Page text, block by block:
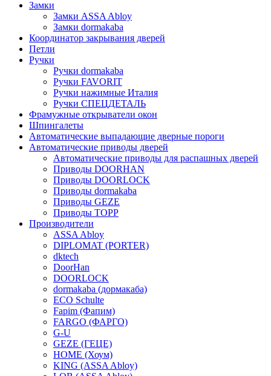
Замки
Замки ASSA Abloy
Замки dormakaba
Координатор закрывания дверей
Петли
Ручки
Ручки dormakaba
Ручки FAVORIT
Ручки нажимные Италия
Ручки СПЕЦДЕТАЛЬ
Фрамужные открыватели окон
Шпингалеты
Автоматические выпадающие дверные пороги
Автоматические приводы дверей
Автоматические приводы для распашных дверей
Приводы DOORHAN
Приводы DOORLOCK
Приводы dormakaba
Приводы GEZE
Приводы TOPP
Производители
ASSA Abloy
DIPLOMAT (PORTER)
dktech
DoorHan
DOORLOCK
dormakaba (дормакаба)
ECO Schulte
Fapim (Фапим)
FARGO (ФАРГО)
G-U
GEZE (ГЕЦЕ)
HOME (Хоум)
KING (ASSA Abloy)